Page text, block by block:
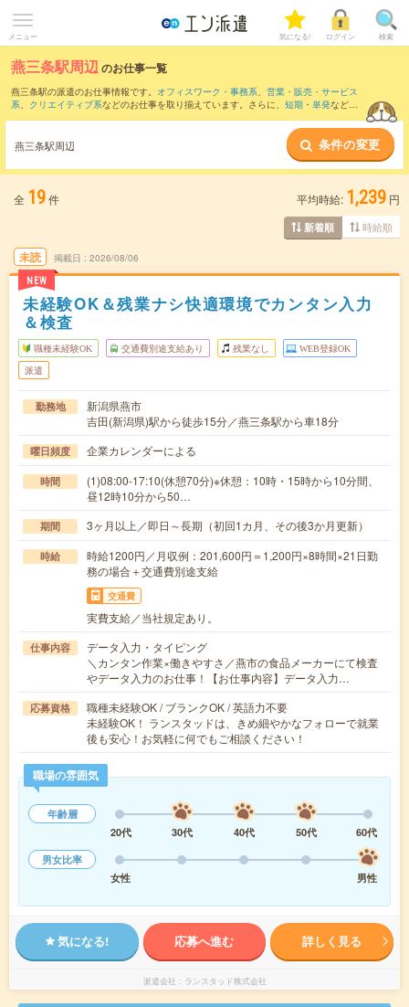
メニュー 気になる! ログイン 検索
燕三条駅周辺のお仕事一覧
燕三条駅の派遣のお仕事情報です。 オフィスワーク・事務系、 営業・販売・サービス
系、 クリエイティブ系などのお仕事を取り揃えています。さらに、 短期 ・ 単発などの
また、見附駅・
など近隣駅のお仕
事もご確認いただけます。
燕三条駅周辺 条件の変更
全 19件 平均時給: 1,239 円
新着順 時給順
未読
NEW
掲載日 2026/08/06
未経験OK＆残業ナシ快適環境でカンタン入力
＆検査
職種未経験OK 交通費別途支給あり 残業なし WEB登録OK
派遣
勤務地
新潟県燕市
吉田(新潟県)駅から徒歩15分／燕三条駅から車18分
曜日頻度 企業カレンダーによる
時間
(1)08:00-17:10(休憩70分)※休憩：10時・15時から10分間、
昼12時10分から50…
期間 3ヶ月以上／即日～長期（初回1カ月、その後3か月更新）
時給
時給1200円／月収例：201,600円＝1,200円×8時間×21日勤
務の場合＋交通費別途支給
交通費
実費支給／当社規定あり。
仕事内容
データ入力・タイピング
＼カンタン作業×働きやすさ／燕市の食品メーカーにて検査
やデータ入力のお仕事！【お仕事内容】データ入力…
応募資格
職種未経験OK / ブランクOK / 英語力不要
未経験OK！ ランスタッドは、きめ細やかなフォローで就業
後も安心！お気軽に何でもご相談ください！
職場の雰囲気
年齢層
20代
30代 40代 50代
60代
男女比率
女性
男性
気になる! 応募へ進む 詳しく見る
派遣会社 ランスタッド株式会社